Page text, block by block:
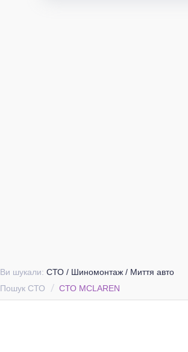
Ви шукали: СТО / Шиномонтаж / Миття авто
Пошук СТО
СТО MCLAREN